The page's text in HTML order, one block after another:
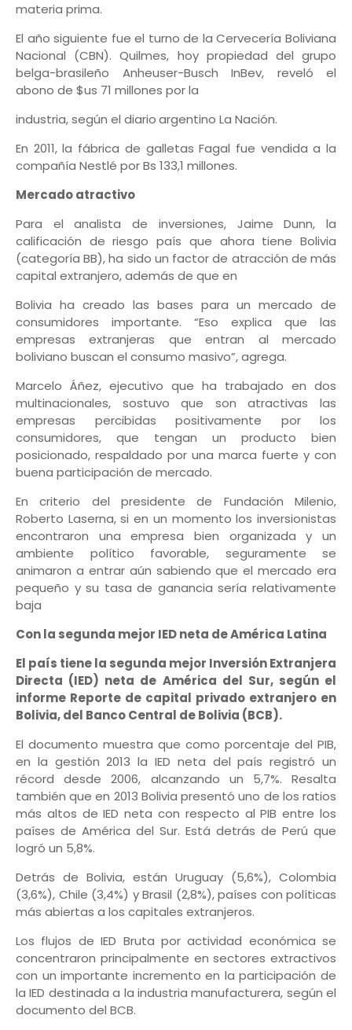
materia prima.
El año siguiente fue el turno de la Cervecería Boliviana
Nacional (CBN). Quilmes, hoy propiedad del grupo
belga-brasileño Anheuser-Busch InBev, reveló el
abono de $us 71 millones por la
industria, según el diario argentino La Nación.
En 2011, la fábrica de galletas Fagal fue vendida a la
compañía Nestlé por Bs 133,1 millones.
Mercado atractivo
Para el analista de inversiones, Jaime Dunn, la
calificación de riesgo país que ahora tiene Bolivia
(categoría BB), ha sido un factor de atracción de más
capital extranjero, además de que en
Bolivia ha creado las bases para un mercado de
consumidores importante. “Eso explica que las
empresas extranjeras que entran al mercado
boliviano buscan el consumo masivo”, agrega.
Marcelo Áñez, ejecutivo que ha trabajado en dos
multinacionales, sostuvo que son atractivas las
empresas percibidas positivamente por los
consumidores, que tengan un producto bien
posicionado, respaldado por una marca fuerte y con
buena participación de mercado.
En criterio del presidente de Fundación Milenio,
Roberto Laserna, si en un momento los inversionistas
encontraron una empresa bien organizada y un
ambiente político favorable, seguramente se
animaron a entrar aún sabiendo que el mercado era
pequeño y su tasa de ganancia sería relativamente
baja
Con la segunda mejor IED neta de América Latina
El país tiene la segunda mejor Inversión Extranjera
Directa (IED) neta de América del Sur, según el
informe Reporte de capital privado extranjero en
Bolivia, del Banco Central de Bolivia (BCB).
El documento muestra que como porcentaje del PIB,
en la gestión 2013 la IED neta del país registró un
récord desde 2006, alcanzando un 5,7%. Resalta
también que en 2013 Bolivia presentó uno de los ratios
más altos de IED neta con respecto al PIB entre los
países de América del Sur. Está detrás de Perú que
logró un 5,8%.
Detrás de Bolivia, están Uruguay (5,6%), Colombia
(3,6%), Chile (3,4%) y Brasil (2,8%), países con políticas
más abiertas a los capitales extranjeros.
Los flujos de IED Bruta por actividad económica se
concentraron principalmente en sectores extractivos
con un importante incremento en la participación de
la IED destinada a la industria manufacturera, según el
documento del BCB.